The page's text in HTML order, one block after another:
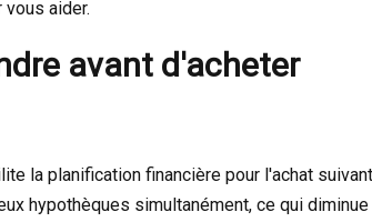
vous aider.
avant d'acheter
la planification financière pour l'achat
hypothèques simultanément, ce qui